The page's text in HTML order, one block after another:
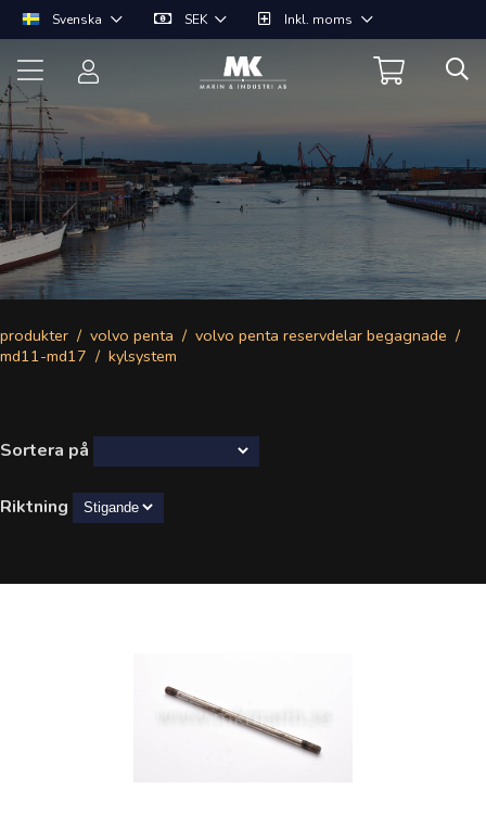
Svenska SEK Inkl. moms
produkter volvo penta
volvo penta reservdelar begagnade
md11-md17
kylsystem
Sortera på
Riktning